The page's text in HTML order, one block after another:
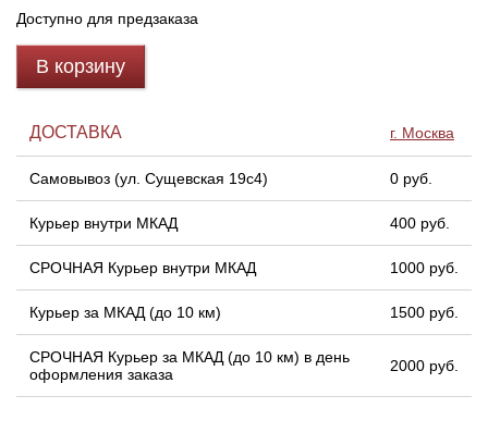
Доступно для предзаказа
В корзину
ДОСТАВКА г. Москва
Самовывоз (ул. Сущевская 19с4) 0 руб.
Курьер внутри МКАД 400 руб.
СРОЧНАЯ Курьер внутри МКАД 1000 руб.
Курьер за МКАД (до 10 км) 1500 руб.
СРОЧНАЯ Курьер за МКАД (до 10 км) в день
оформления заказа
2000 руб.
Линейки для настройки лука
Кликеры для лука
Плунжеры для лука
Киссеры для лука
Охотничьи ножи